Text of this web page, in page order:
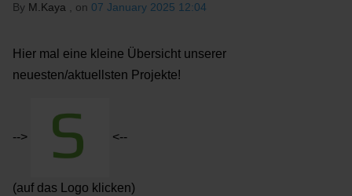
By M.Kaya , on 07 January 2025 12:04
Hier mal eine kleine Übersicht unserer
neuesten/aktuellsten Projekte!
--> <--
(auf das Logo klicken)